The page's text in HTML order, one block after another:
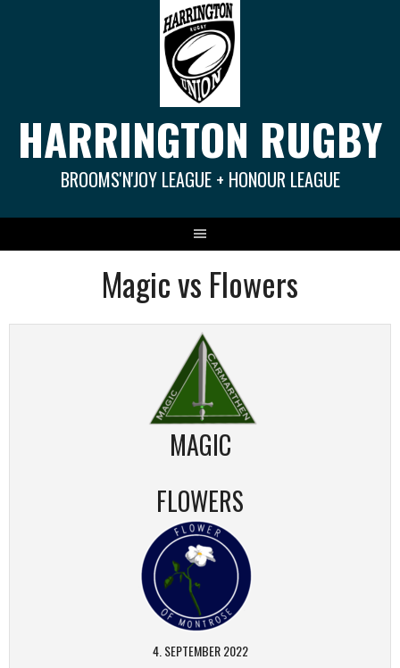
HARRINGTON RUGBY
BROOMS'N'JOY LEAGUE + HONOUR LEAGUE
Magic vs Flowers
MAGIC
FLOWERS
4. SEPTEMBER 2022